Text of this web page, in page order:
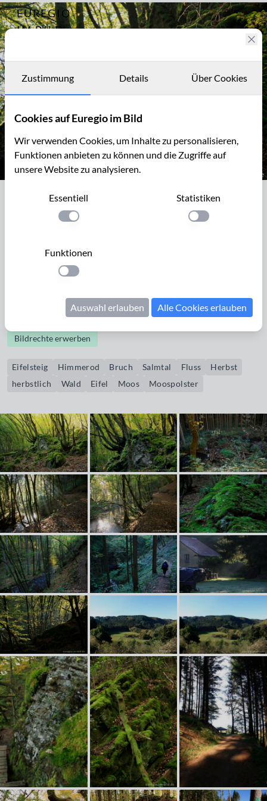
EUREGIO
IM BILD
Archiv
Kontakt
Archiv 7198
Moospolster im Salmtal
Mosel. Bis 1930 war die Salm ein Laichgewässer für den
Lachs (Salm). Heute ist der Flusslauf weitgehend natürlich.
verläuft über weite Strecken im Salmtal.
Bildrechte erwerben
Eifelsteig Himmerod Bruch Salmtal Fluss
Herbst
herbstlich
Wald Eifel Moos Moospolster
Zustimmung Details Über Cookies
Cookies auf Euregio im Bild
Wir verwenden Cookies, um Inhalte zu personalisieren,
Funktionen anbieten zu können und die Zugriffe auf
unsere Website zu analysieren.
Essentiell
Einstellung anwenden
Statistiken
Einstellung
Funktionen
Einstellung anwenden
Auswahl erlauben Alle Cookies erlauben